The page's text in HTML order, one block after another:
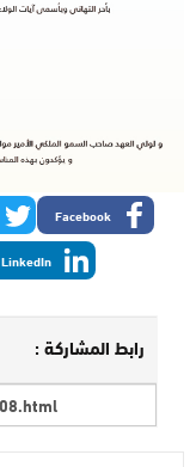
Facebook
LinkedIn
رابط المشاركة :